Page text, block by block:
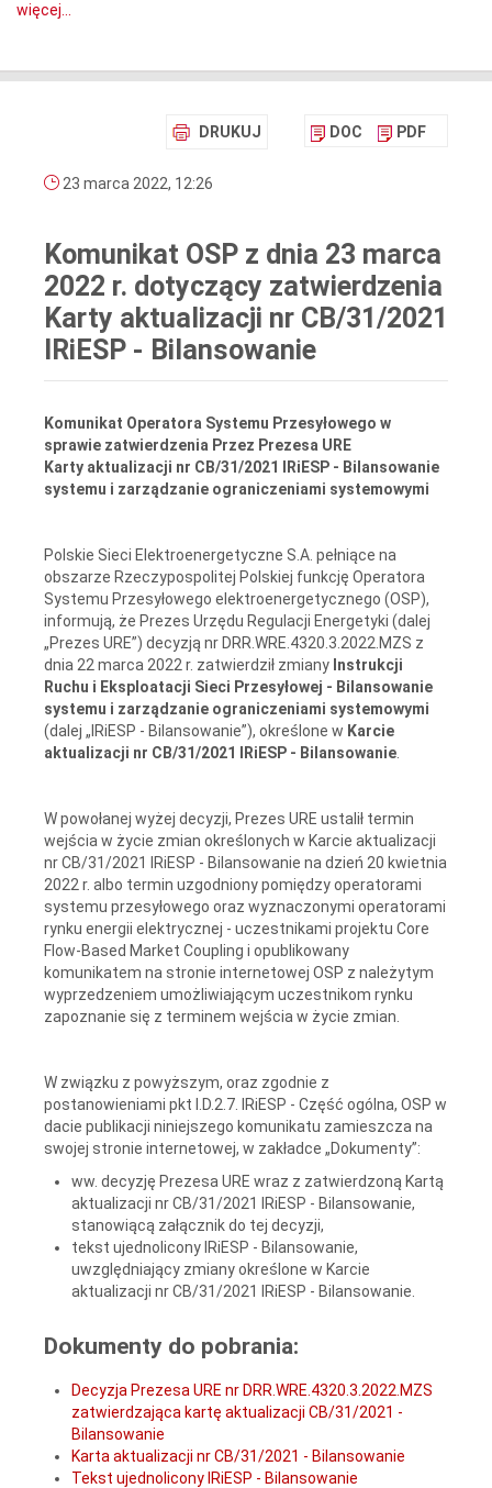
więcej...
DRUKUJ DOC PDF
23 marca 2022, 12:26
Komunikat OSP z dnia 23 marca
2022 r. dotyczący zatwierdzenia
Karty aktualizacji nr CB/31/2021
IRiESP - Bilansowanie
Komunikat Operatora Systemu Przesyłowego w
sprawie zatwierdzenia Przez Prezesa URE
Karty aktualizacji nr CB/31/2021 IRiESP - Bilansowanie
systemu i zarządzanie ograniczeniami systemowymi
Polskie Sieci Elektroenergetyczne S.A. pełniące na
obszarze Rzeczypospolitej Polskiej funkcję Operatora
Systemu Przesyłowego elektroenergetycznego (OSP),
informują, że Prezes Urzędu Regulacji Energetyki (dalej
„Prezes URE”) decyzją nr DRR.WRE.4320.3.2022.MZS z
dnia 22 marca 2022 r. zatwierdził zmiany Instrukcji
Ruchu i Eksploatacji Sieci Przesyłowej - Bilansowanie
systemu i zarządzanie ograniczeniami systemowymi
(dalej „IRiESP - Bilansowanie”), określone w Karcie
aktualizacji nr CB/31/2021 IRiESP - Bilansowanie
W powołanej wyżej decyzji, Prezes URE ustalił termin
wejścia w życie zmian określonych w Karcie aktualizacji
nr CB/31/2021 IRiESP - Bilansowanie na dzień 20 kwietnia
2022 r. albo termin uzgodniony pomiędzy operatorami
systemu przesyłowego oraz wyznaczonymi operatorami
rynku energii elektrycznej - uczestnikami projektu Core
Flow-Based Market Coupling i opublikowany
komunikatem na stronie internetowej OSP z należytym
wyprzedzeniem umożliwiającym uczestnikom rynku
zapoznanie się z terminem wejścia w życie zmian.
W związku z powyższym, oraz zgodnie z
postanowieniami pkt I.D.2.7. IRiESP - Część ogólna, OSP w
dacie publikacji niniejszego komunikatu zamieszcza na
swojej stronie internetowej, w zakładce „Dokumenty”:
ww. decyzję Prezesa URE wraz z zatwierdzoną Kartą
aktualizacji nr CB/31/2021 IRiESP - Bilansowanie,
stanowiącą załącznik do tej decyzji,
tekst ujednolicony IRiESP - Bilansowanie,
uwzględniający zmiany określone w Karcie
aktualizacji nr CB/31/2021 IRiESP - Bilansowanie.
Dokumenty do pobrania:
Decyzja Prezesa URE nr DRR.WRE.4320.3.2022.MZS
zatwierdzająca kartę aktualizacji CB/31/2021 -
Bilansowanie
Karta aktualizacji nr CB/31/2021 - Bilansowanie
Tekst ujednolicony IRiESP - Bilansowanie